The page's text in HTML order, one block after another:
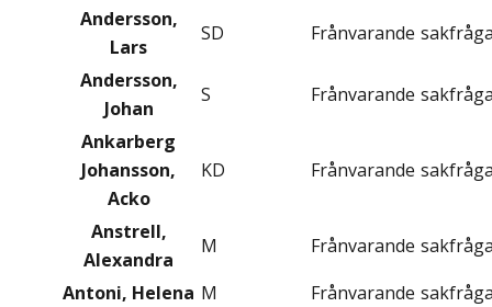
Andersson,
Lars
SD Frånvarande
Andersson,
Johan
S Frånvarande
Ankarberg
Johansson,
Acko
KD Frånvarande
Anstrell,
Alexandra
M Frånvarande
Antoni, Helena M Frånvarande